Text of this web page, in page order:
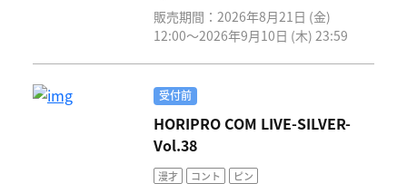
販売期間：2026年8月21日 (金)
12:00〜2026年9月10日 (木) 23:59
受付前
HORIPRO COM LIVE-SILVER-
Vol.38
漫才 コント ピン